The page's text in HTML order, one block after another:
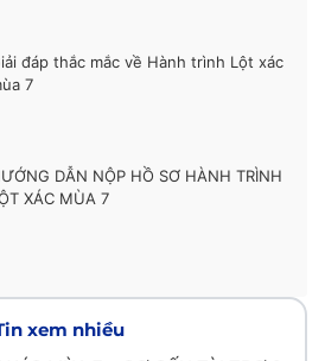
đáp thắc mắc về Hành trình Lột xác
7
DẪN NỘP HỒ SƠ HÀNH TRÌNH
XÁC MÙA 7
xem nhiều